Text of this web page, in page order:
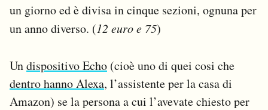
un giorno ed è divisa in cinque sezioni, ognuna per
un anno diverso. (12 euro e 75)
Undispositivo Echo (cioè uno di quei cosi che
dentro hanno Alexa, l’assistente per la casa di
Amazon) se la persona a cui l’avevate chiesto per